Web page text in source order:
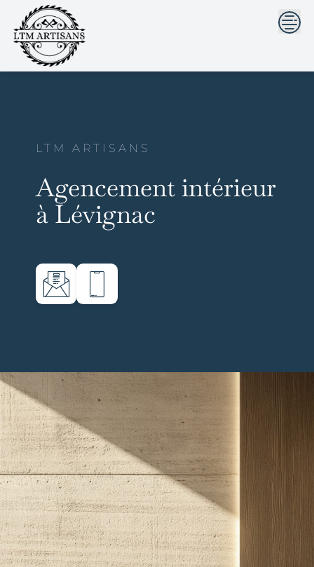
```html```
content
LTM ARTISANS
Agencement intérieur
à Lévignac